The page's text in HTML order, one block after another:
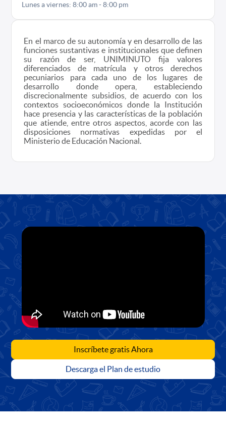
Lunes a viernes: 8:00 am - 8:00 pm
En el marco de su autonomía y en desarrollo de las
funciones sustantivas e institucionales que definen
su razón de ser, UNIMINUTO fija valores
diferenciados de matrícula y otros derechos
pecuniarios para cada uno de los lugares de
desarrollo donde opera, estableciendo
discrecionalmente subsidios, de acuerdo con los
contextos socioeconómicos donde la Institución
hace presencia y las características de la población
que atiende, entre otros aspectos, acorde con las
disposiciones normativas expedidas por el
Ministerio de Educación Nacional.
Inscríbete gratis Ahora
Descarga el Plan de estudio